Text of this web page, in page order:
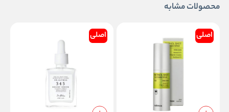
محصولات مشابه
اصلی اصلی